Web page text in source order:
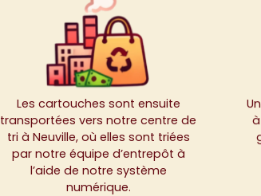
Les cartouches sont ensuite
transportées vers notre centre de
tri à Neuville, où elles sont triées
par notre équipe d’entrepôt à
l’aide de notre système
numérique.